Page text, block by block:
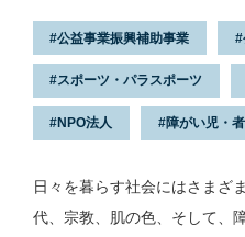
公益事業振興補助事業
スポーツ・パラスポーツ
NPO法人 障がい児・者
日々を暮らす社会にはさまざ
代、宗教、肌の色、そして、